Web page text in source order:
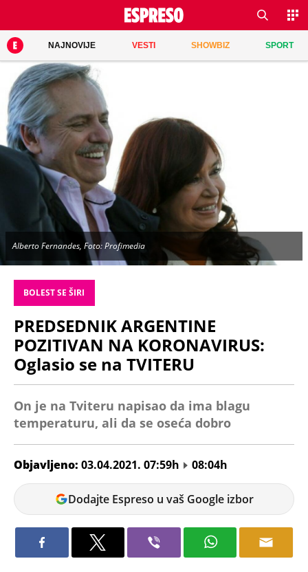
NAJNOVIJE VESTI SHOWBIZ SPORT
Alberto Fernandes, Foto: Profimedia
BOLEST SE ŠIRI
PREDSEDNIK ARGENTINE
POZITIVAN NA KORONAVIRUS:
Oglasio se na TVITERU
On je na Tviteru napisao da ima blagu
temperaturu, ali da se oseća dobro
Objavljeno: 03.04.2021. 07:59h
08:04h
Igor
Ćuzović
Dodajte Espreso u vaš Google izbor